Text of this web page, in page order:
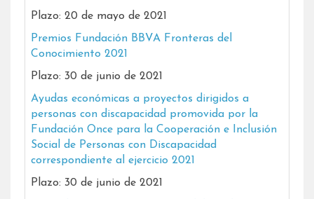
Plazo: 20 de mayo de 2021
Premios Fundación BBVA Fronteras del
Conocimiento 2021
Plazo: 30 de junio de 2021
Ayudas económicas a proyectos dirigidos a
personas con discapacidad promovida por la
Fundación Once para la Cooperación e Inclusión
Social de Personas con Discapacidad
correspondiente al ejercicio 2021
Plazo: 30 de junio de 2021